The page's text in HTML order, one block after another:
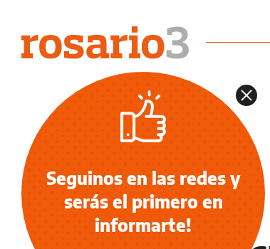
DEPORTES
Seguinos en las redes y
serás el primero en
informarte!